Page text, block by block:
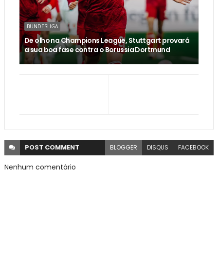
BUNDESLIGA
De olho na Champions League, Stuttgart provará
a sua boa fase contra o Borussia Dortmund
POST COMMENT BLOGGER DISQUS FACEBOOK
Nenhum comentário